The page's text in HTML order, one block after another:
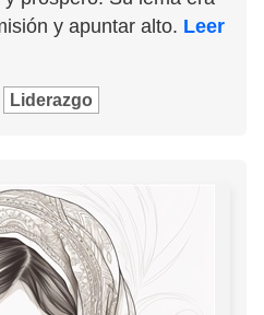
y apuntar alto. Leer
Liderazgo